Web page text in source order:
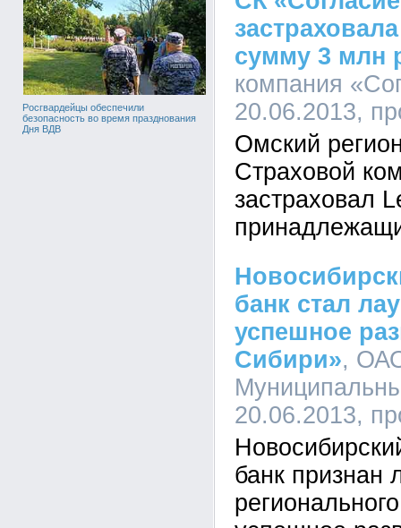
Росгвардейцы обеспечили
безопасность во время празднования
Дня ВДВ
сумму 3 млн
компания
20.06.2013,
Омский
Страховой
застраховал
банк стал
успешное
Сибири»,
20.06.2013,
банк признан